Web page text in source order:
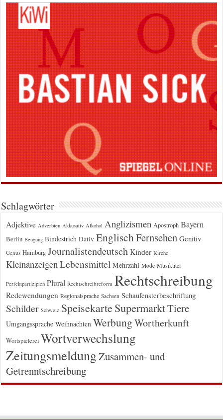
Schlagwörter
Adjektive Adverbien Akkusativ Alkohol Anglizismen Apostroph Bayern
Berlin Beugung Bindestrich Dativ EnglischFernsehen Genitiv
Genus Hamburg Journalistendeutsch Kinder Kirche
Kleinanzeigen Lebensmittel Mehrzahl Mode Musiktitel
Perfektpartizipien Plural Rechtschreibreform Rechtschreibung
Redewendungen Regionalsprache Sachsen Schaufensterbeschriftung
Schilder Schweiz Speisekarte SupermarktTiere
Umgangssprache Weihnachten WerbungWortherkunft
Wortspielerei Wortverwechslung
ZeitungsmeldungZusammen- und
Getrenntschreibung